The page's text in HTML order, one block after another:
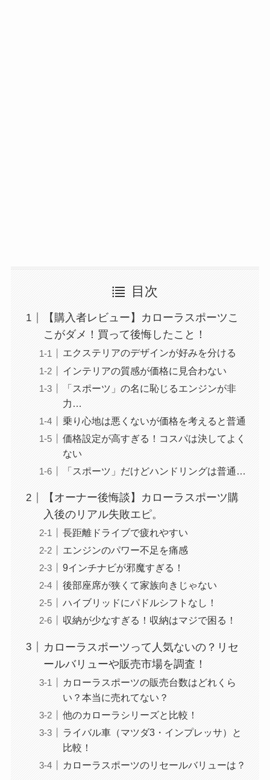
目次
【購入者レビュー】カローラスポーツこ
こがダメ！買って後悔したこと！
エクステリアのデザインが好みを分ける
インテリアの質感が価格に見合わない
「スポーツ」の名に恥じるエンジンが非
力…
乗り心地は悪くないが価格を考えると普通
価格設定が高すぎる！コスパは決してよく
ない
「スポーツ」だけどハンドリングは普通…
【オーナー後悔談】カローラスポーツ購
入後のリアル失敗エピ。
長距離ドライブで疲れやすい
エンジンのパワー不足を痛感
9インチナビが邪魔すぎる！
後部座席が狭くて家族向きじゃない
ハイブリッドにパドルシフトなし！
収納が少なすぎる！収納はマジで困る！
カローラスポーツって人気ないの？リセ
ールバリューや販売市場を調査！
カローラスポーツの販売台数はどれくら
い？本当に売れてない？
他のカローラシリーズと比較！
ライバル車（マツダ3・インプレッサ）と
比較！
カローラスポーツのリセールバリューは？